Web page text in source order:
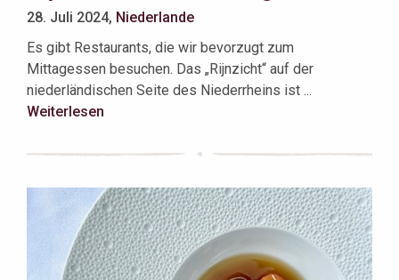
28. Juli 2024, Niederlande
Es gibt Restaurants, die wir bevorzugt zum
Mittagessen besuchen. Das „Rijnzicht“ auf der
niederländischen Seite des Niederrheins ist ...
Weiterlesen